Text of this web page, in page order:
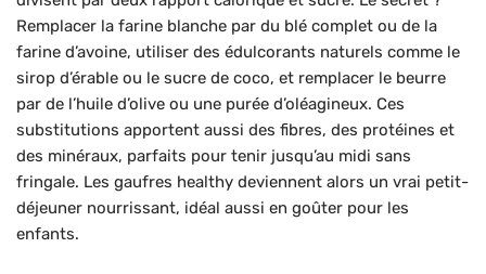
Remplacer la farine blanche par du blé complet ou de la
farine d’avoine, utiliser des édulcorants naturels comme le
sirop d’érable ou le sucre de coco, et remplacer le beurre
par de l’huile d’olive ou une purée d’oléagineux. Ces
substitutions apportent aussi des fibres, des protéines et
des minéraux, parfaits pour tenir jusqu’au midi sans
fringale. Les gaufres healthy deviennent alors un vrai petit-
déjeuner nourrissant, idéal aussi en goûter pour les
enfants.